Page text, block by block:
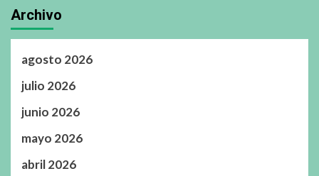
Archivo
agosto 2026
julio 2026
junio 2026
mayo 2026
abril 2026